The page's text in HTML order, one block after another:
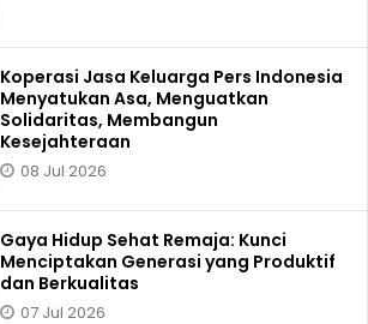
Koperasi Jasa Keluarga Pers Indonesia
Menyatukan Asa, Menguatkan
Solidaritas, Membangun
Kesejahteraan
08 Jul 2026
Gaya Hidup Sehat Remaja: Kunci
Menciptakan Generasi yang Produktif
dan Berkualitas
07 Jul 2026